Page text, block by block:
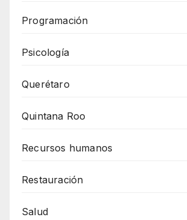
Programación
Psicología
Querétaro
Quintana Roo
Recursos humanos
Restauración
Salud